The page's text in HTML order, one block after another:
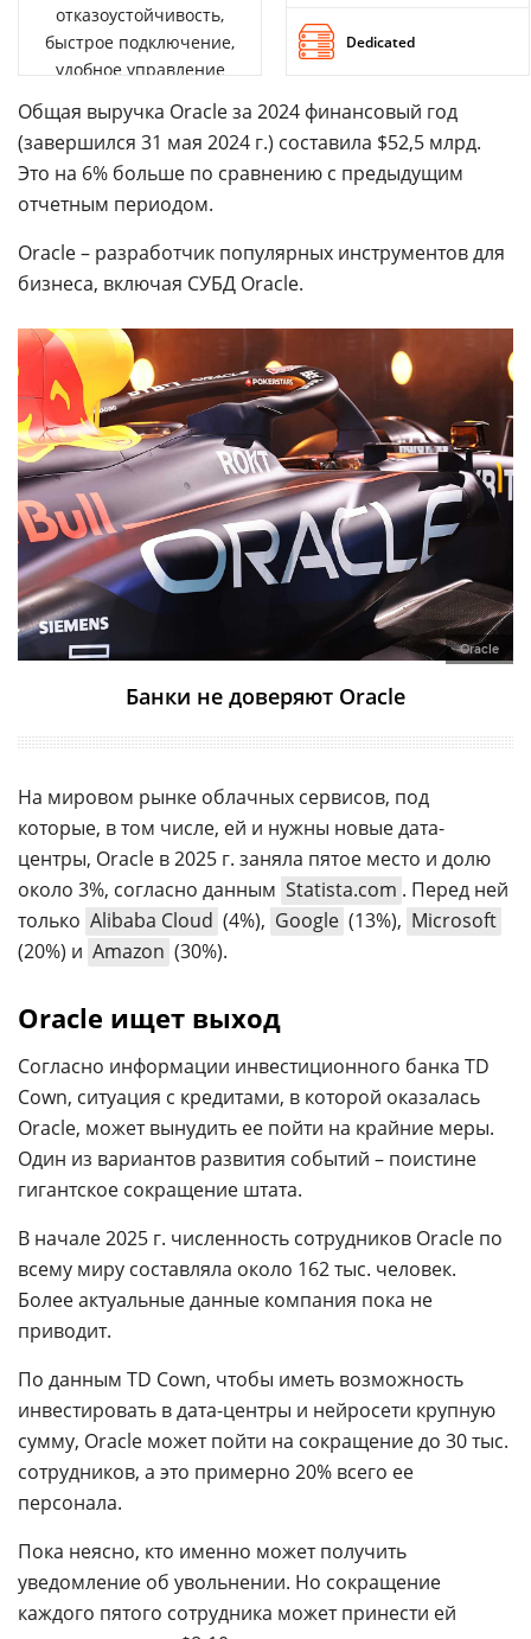
отказоустойчивость,
быстрое подключение,
удобное управление
Dedicated
Общая выручка Oracle за 2024 финансовый год
(завершился 31 мая 2024 г.) составила $52,5 млрд.
Это на 6% больше по сравнению с предыдущим
отчетным периодом.
Oracle – разработчик популярных инструментов для
бизнеса, включая СУБД Oracle.
Oracle
Банки не доверяют Oracle
На мировом рынке облачных сервисов, под
которые, в том числе, ей и нужны новые дата-
центры, Oracle в 2025 г. заняла пятое место и долю
около 3%, согласно данным Statista.com . Перед ней
только Alibaba Cloud (4%), Google (13%), Microsoft
(20%) и Amazon (30%).
Oracle ищет выход
Согласно информации инвестиционного банка TD
Cown, ситуация с кредитами, в которой оказалась
Oracle, может вынудить ее пойти на крайние меры.
Один из вариантов развития событий – поистине
гигантское сокращение штата.
В начале 2025 г. численность сотрудников Oracle по
всему миру составляла около 162 тыс. человек.
Более актуальные данные компания пока не
приводит.
По данным TD Cown, чтобы иметь возможность
инвестировать в дата-центры и нейросети крупную
сумму, Oracle может пойти на сокращение до 30 тыс.
сотрудников, а это примерно 20% всего ее
персонала.
Пока неясно, кто именно может получить
уведомление об увольнении. Но сокращение
каждого пятого сотрудника может принести ей